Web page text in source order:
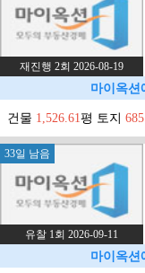
재진행 2회 2026-08-19
마이옥션
건물 1,526.61평 토지
33일 남음
유찰 1회 2026-09-11
마이옥션